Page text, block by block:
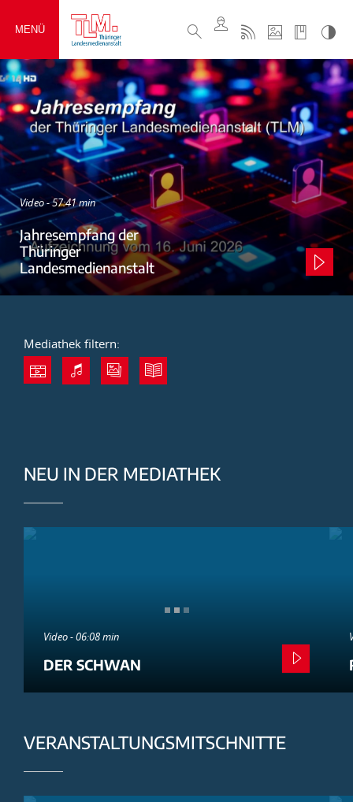
MENÜ
Video - 57:41 min
Jahresempfang der
Thüringer
Landesmedienanstalt
Mediathek filtern:
NEU IN DER MEDIATHEK
Video - 06:08 min
DER SCHWAN
VERANSTALTUNGSMITSCHNITTE